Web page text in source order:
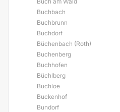
Buchbach
Buchbrunn
Buchdorf
Büchenbach (Roth)
Buchenberg
Buchhofen
Büchlberg
Buchloe
Buckenhof
Bundorf